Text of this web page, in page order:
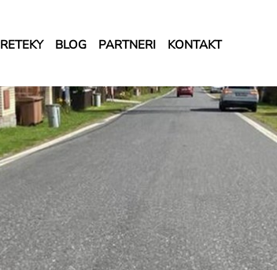
BLOG PARTNERI KONTAKT